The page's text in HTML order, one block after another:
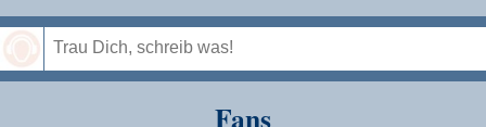
Fans